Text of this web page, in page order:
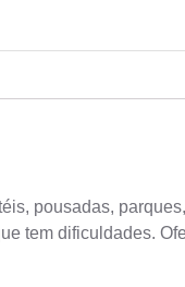
pousadas,
tem dificuldades.